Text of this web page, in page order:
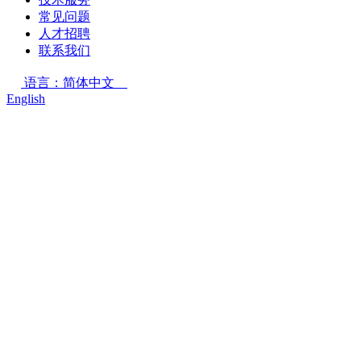
常见问题
人才招聘
联系我们
语言：简体中文
English